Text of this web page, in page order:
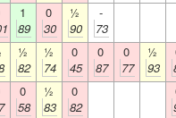
1
89
0
30
½
90
-
73
½
82
½
74
0
45
0
87
0
77
½
93
0
58
½
83
0
82